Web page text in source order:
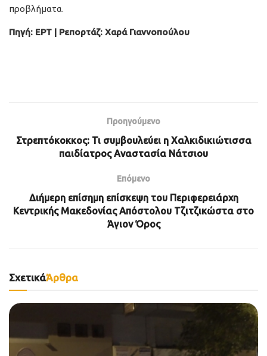
προβλήματα.
Πηγή: ΕΡΤ | Ρεπορτάζ: Χαρά Γιαννοπούλου
Προηγούμενο
Στρεπτόκοκκος: Τι συμβουλεύει η Χαλκιδικιώτισσα
παιδίατρος Αναστασία Νάτσιου
Επόμενο
Διήμερη επίσημη επίσκεψη του Περιφερειάρχη
Κεντρικής Μακεδονίας Απόστολου Τζιτζικώστα στο
Άγιον Όρος
ΣχετικάΆρθρα